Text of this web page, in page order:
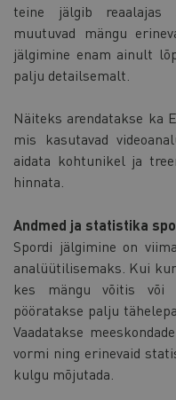
teine jälgib reaalajas
muutuvad mängu
jälgimine enam ainult
palju detailsemalt.
Näiteks arendatakse ka
mis kasutavad
aidata kohtunikel ja
hinnata.
Andmed ja statistika
Spordi jälgimine on
analüütilisemaks. Kui
kes mängu võitis või
pööratakse palju
Vaadatakse
vormi ning erinevaid
kulgu mõjutada.